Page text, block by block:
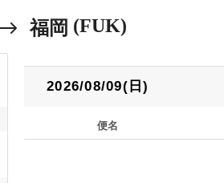
福岡 (FUK)
2026/08/09(日)
便名